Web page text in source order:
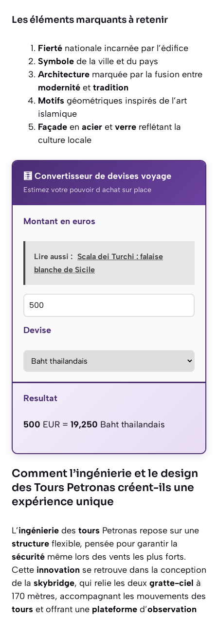
Les éléments marquants à retenir
Fierté nationale incarnée par l’édifice
Symbole de la ville et du pays
Architecture marquée par la fusion entre
modernité et tradition
Motifs géométriques inspirés de l’art
islamique
Façade en acier et verre reflétant la
culture locale
🧮 Convertisseur de devises voyage
Estimez votre pouvoir d achat sur place
Montant en euros
Lire aussi : Scala dei Turchi : falaise
blanche de Sicile
Devise
Resultat
500 EUR = 19,250 Baht thailandais
Comment l’ingénierie et le design
des Tours Petronas créent-ils une
expérience unique
L’ingénierie des tours Petronas repose sur une
structure flexible, pensée pour garantir la
sécurité même lors des vents les plus forts.
Cette innovation se retrouve dans la conception
de la skybridge, qui relie les deux gratte-ciel à
170 mètres, accompagnant les mouvements des
tours et offrant une plateforme d’observation